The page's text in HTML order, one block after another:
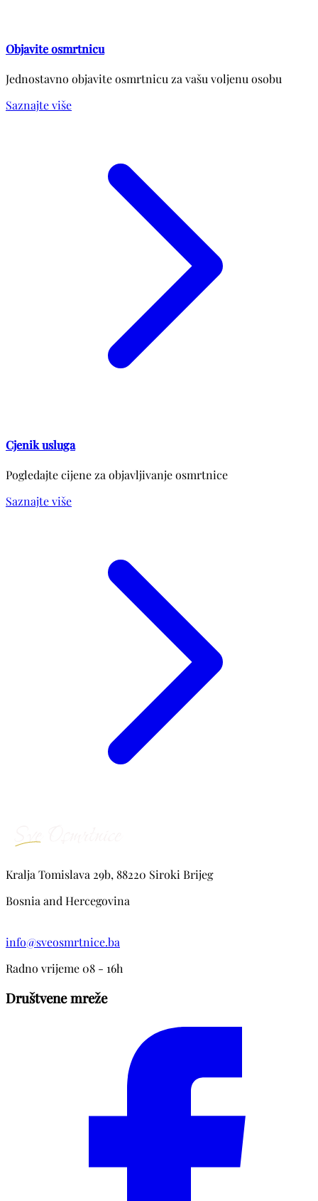
Objavite osmrtnicu
Jednostavno objavite osmrtnicu za vašu voljenu osobu
Saznajte više
Cjenik usluga
Pogledajte cijene za objavljivanje osmrtnice
Saznajte više
Kralja Tomislava 29b, 88220 Siroki Brijeg
Bosnia and Hercegovina
info@sveosmrtnice.ba
Radno vrijeme 08 - 16h
Društvene mreže